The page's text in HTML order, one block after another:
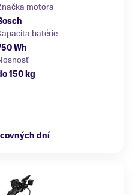
motora
batérie
Wh
150 kg
dní